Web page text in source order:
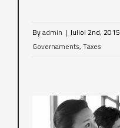
Byadmin | Juliol 2nd, 2015
Governaments,Taxes